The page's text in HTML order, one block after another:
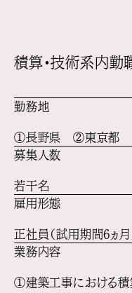
積算・技術系内勤
勤務地
①長野県 ②東京都
募集人数
若干名
雇用形態
正社員（試用期間6ヵ月
業務内容
①建築工事における積